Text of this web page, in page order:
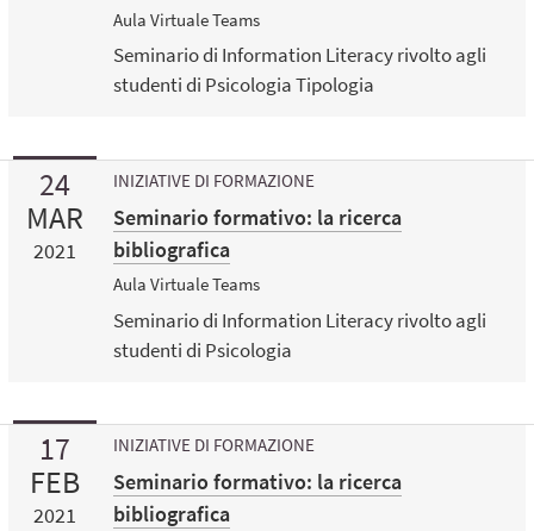
Aula Virtuale Teams
Seminario di Information Literacy rivolto agli
studenti di Psicologia Tipologia
24
MAR
2021
INIZIATIVE DI FORMAZIONE
Seminario formativo: la ricerca
bibliografica
Aula Virtuale Teams
Seminario di Information Literacy rivolto agli
studenti di Psicologia
17
FEB
2021
INIZIATIVE DI FORMAZIONE
Seminario formativo: la ricerca
bibliografica